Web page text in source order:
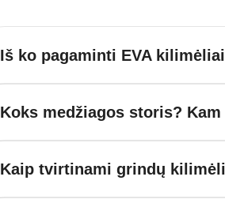
Iš ko pagaminti EVA
Koks medžiagos storis?
Kaip tvirtinami grindų